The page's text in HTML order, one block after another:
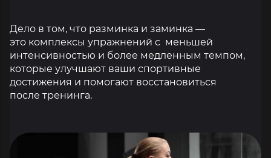
Дело в том, что разминка и заминка —
это комплексы упражнений с меньшей
интенсивностью и более медленным темпом,
которые улучшают ваши спортивные
достижения и помогают восстановиться
после тренинга.